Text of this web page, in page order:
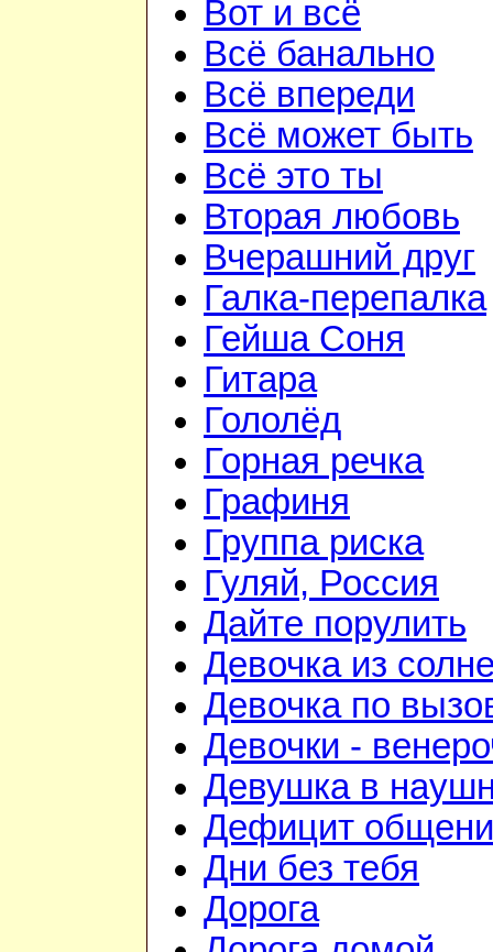
Вот и всё
Всё банально
Всё впереди
Всё может быть
Всё это ты
Вторая любовь
Вчерашний друг
Галка-перепалка
Гейша Соня
Гитара
Гололёд
Горная речка
Графиня
Группа риска
Гуляй, Россия
Дайте порулить
Девочка из
Девочка по
Девочки -
Девушка в
Дефицит
Дни без тебя
Дорога